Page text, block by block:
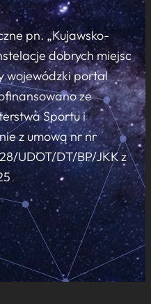
pn. „Kujawsko-
dobrych miejsc
wojewódzki portal
ze
Sportu i
z umową nr nr
UDOT/DT/BP/JKK z